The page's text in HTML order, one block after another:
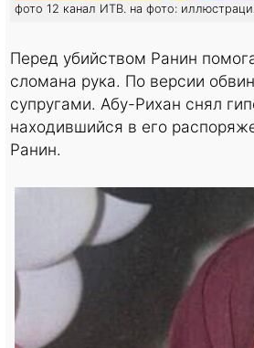
фото 12 канал ИТВ. на фото:
Перед убийством Ранин
сломана рука. По версии
супругами. Абу-Рихан снял
находившийся в его
Ранин.